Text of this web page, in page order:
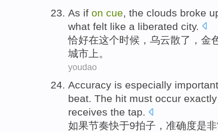
As if on cue the clouds broke
what felt like a liberated city.
恰好在这个时候， 乌云散了，金
城市上。
youdao
Accuracy is especially important
beat. The hit must occur exactly
receives the tap.
如果节奏快于9拍子 ， 准确度是